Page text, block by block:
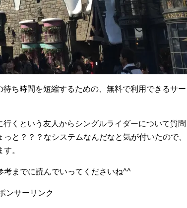
ち時間を短縮するための、無料で利用できるサー
くという友人からシングルライダーについて質問
と？？？なシステムなんだなと気が付いたので、
。
考までに読んでいってくださいね^^
ンサーリンク